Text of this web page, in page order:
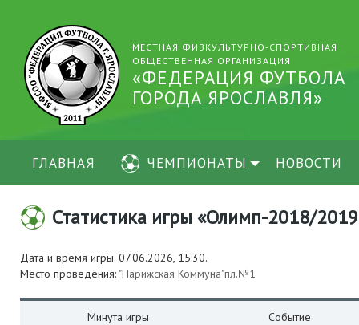
МЕСТНАЯ ФИЗКУЛЬТУРНО-СПОРТИВНАЯ
ОБЩЕСТВЕННАЯ ОРГАНИЗАЦИЯ
«ФЕДЕРАЦИЯ ФУТБОЛА
ГОРОДА ЯРОСЛАВЛЯ»
ГЛАВНАЯ ЧЕМПИОНАТЫ НОВОСТИ
Статистика игры «Олимп-2018/
Дата и время игры: 07.06.2026, 15:30.
Место проведения: "Парижская Коммуна"пл.№1
Минута игры Событие